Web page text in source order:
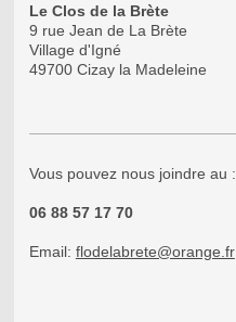
Le Clos de la Brète
9 rue Jean de La Brète
Village d'Igné
49700 Cizay la Madeleine
Vous pouvez nous joindre au :
06 88 57 17 70
Email: flodelabrete@orange.fr